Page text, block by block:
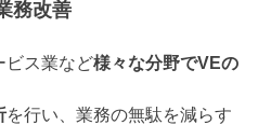
務改善
ビス業など様々な分野でVEの
を行い、業務の無駄を減らす